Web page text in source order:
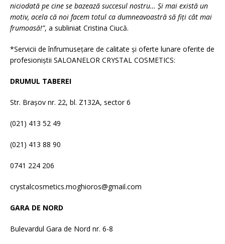
niciodată pe cine se bazează succesul nostru… Și mai există un
motiv, acela că noi facem totul ca dumneavoastră să fiți cât mai
frumoasă!”, a subliniat Cristina Ciucă.
*Servicii de înfrumuseţare de calitate şi oferte lunare oferite de
profesioniştii SALOANELOR CRYSTAL COSMETICS:
DRUMUL TABEREI
Str. Brașov nr. 22, bl. Z132A, sector 6
(021) 413 52 49
(021) 413 88 90
0741 224 206
crystalcosmetics.moghioros@gmail.com
GARA DE NORD
Bulevardul Gara de Nord nr. 6-8